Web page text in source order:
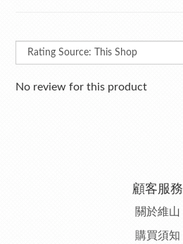
No review for this product
顧客服務
關於維山
購買須知